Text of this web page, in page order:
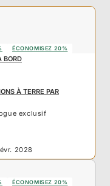
ÉCONOMISEZ 20%
BORD
À TERRE PAR
exclusif
2028
ÉCONOMISEZ 20%